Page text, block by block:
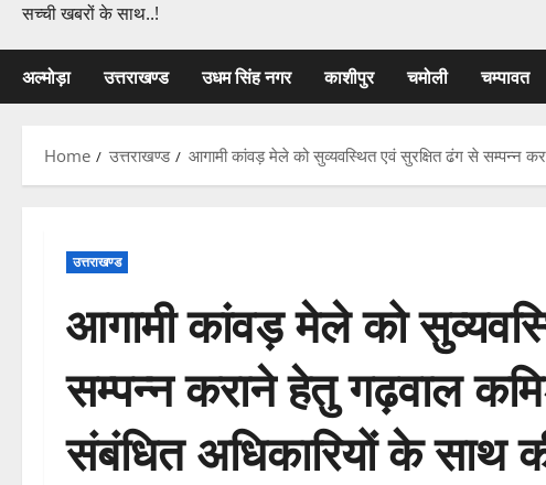
सच्ची खबरों के साथ..!
अल्मोड़ा उत्तराखण्ड उधम सिंह नगर काशीपुर चमोली चम्पावत
Home उत्तराखण्ड आगामी कांवड़ मेले को सुव्यवस्थित एवं सुरक्षित ढंग से सम्पन्न
उत्तराखण्ड
आगामी कांवड़ मेले को
सम्पन्न कराने हेतु गढ़वाल
संबंधित अधिकारियों के साथ